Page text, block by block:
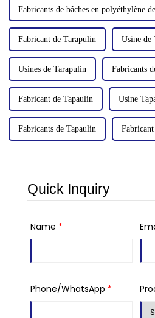
Fabricants de bâches en polyéthylène
Fabricant de Tarapulin Usine de
Usines de Tarapulin Fabricants
Fabricant de Tapaulin Usine
Fabricants de Tapaulin
Quick Inquiry
Name *
Phone/WhatsApp *